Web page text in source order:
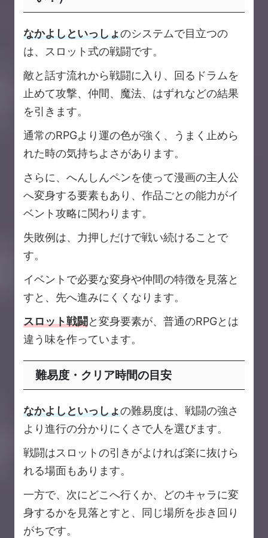
なかよしといっしょのシステムで目立つの
は、スロット式の戦闘です。
敵と話す流れから戦闘に入り、回るドラムを
止めて攻撃、仲間、魔法、はずれなどの結果
を引きます。
通常のRPGより運の色が強く、うまく止めら
れた時の気持ちよさがあります。
さらに、へんしんペンを使って漫画の主人公
へ変身する要素もあり、作品ごとの能力がイ
ベント攻略に関わります。
失敗例は、力押しだけで戦い続けることで
す。
イベントで必要な変身や仲間の特徴を見落と
すと、先へ進みにくくなります。
スロット戦闘 と変身要素が、普通のRPGとは
違う味を作っています。
難易度・クリア時間の目安
なかよしといっしょの難易度は、戦闘の強さ
より進行の分かりにくさで人を選びます。
戦闘はスロットの引きがよければ楽に抜けら
れる場面もあります。
一方で、次にどこへ行くか、どのキャラに変
身するかを見落とすと、同じ場所を歩き回り
がちです。